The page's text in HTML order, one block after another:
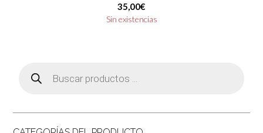
35,00€
Sin existencias
productos